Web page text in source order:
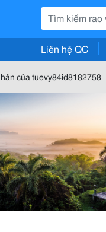
Liên hệ QC
của tuevy84id8182758